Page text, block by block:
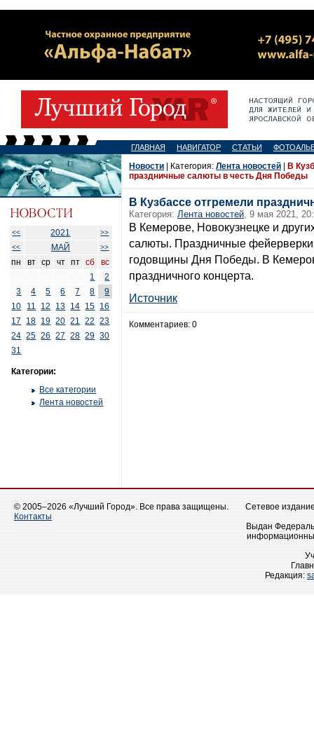
ГЛАВНАЯ НАВИГАТОР СТАТЬИ
<< 2021
>>
<<
МАЙ >>
пн вт ср чт пт сб
вс
1
2
3
4 5 6 7 8
9
10
11 12 13 14 15 16
17
18 19 20 21 22
23
24 25 26 27 28 29 30
31
Категории:
Все категории
Лента новостей
Новости | Категория: Лента новостей
В
праздничные салюты в честь Дня Победы
В Кузбассе отгремели
Категория: Лента новостей, 9 мая 2021,
В Кемерове, Новокузнецке и
салюты. Праздничные
годовщины Дня Победы. В
праздничного концерта.
Источник
Комментариев: 0
© 2005–2026 «Лучший Город». Все права защищены.
Контакты
Сетевое
Выдан
Редакция: